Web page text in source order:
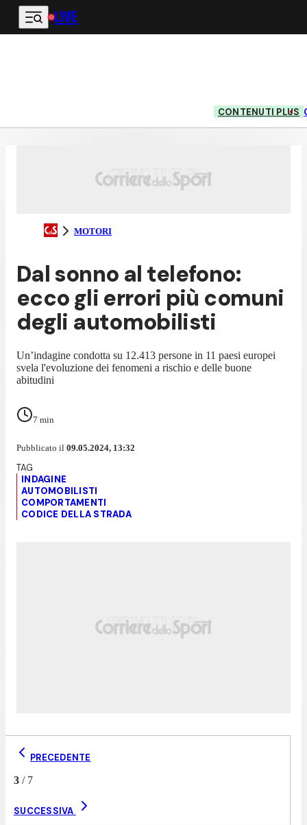
Vai al contenuto principale
LIVE
CONTENUTI PLUS
MOTORI
Dal sonno al telefono:
ecco gli errori più comuni
degli automobilisti
Un’indagine condotta su 12.413 persone in 11 paesi europei
svela l'evoluzione dei fenomeni a rischio e delle buone
abitudini
7 min
Pubblicato il 09.05.2024, 13:32
INDAGINE
AUTOMOBILISTI
COMPORTAMENTI
CODICE DELLA STRADA
PRECEDENTE
3 / 7
SUCCESSIVA